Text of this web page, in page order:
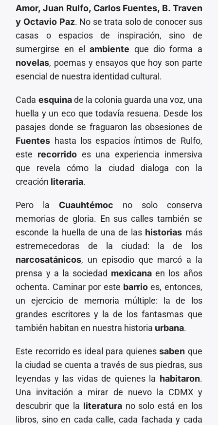
Amor, Juan Rulfo, Carlos Fuentes, B. Traven
y Octavio Paz. No se trata solo de conocer sus
casas o espacios de inspiración, sino de
sumergirse en elambiente que dio forma a
novelas, poemas y ensayos que hoy son parte
esencial de nuestra identidad cultural.
Cada esquinade la colonia guarda una voz, una
huella y un eco que todavía resuena. Desde los
pasajes donde se fraguaron las obsesiones de
Fuentes hasta los espacios íntimos de Rulfo,
este recorrido es una experiencia inmersiva
que revela cómo la ciudad dialoga con la
creación literaria.
Pero laCuauhtémoc no solo conserva
memorias de gloria. En sus calles también se
esconde la huella de una de las historias más
estremecedoras de la ciudad: la de los
narcosatánicos, un episodio que marcó a la
prensa y a la sociedad mexicana en los años
ochenta. Caminar por este barrioes, entonces,
un ejercicio de memoria múltiple: la de los
grandes escritores y la de los fantasmas que
también habitan en nuestra historia urbana.
Este recorrido es ideal para quienessaben que
la ciudad se cuenta a través de sus piedras, sus
leyendas y las vidas de quienes la habitaron.
Una invitación a mirar de nuevo la CDMX y
descubrir que la literaturano solo está en los
libros, sino en cada calle, cada fachada y cada